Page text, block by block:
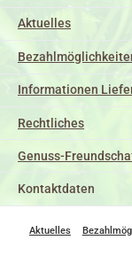
Aktuelles
Informationen
Rechtliches
Genuss-
Kontaktdaten
Aktuelles